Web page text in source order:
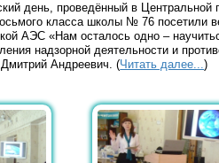
день, проведённый в Центральной
класса школы № 76 посетили
АЭС «Нам осталось одно –
надзорной деятельности и
Андреевич. (Читать далее...)